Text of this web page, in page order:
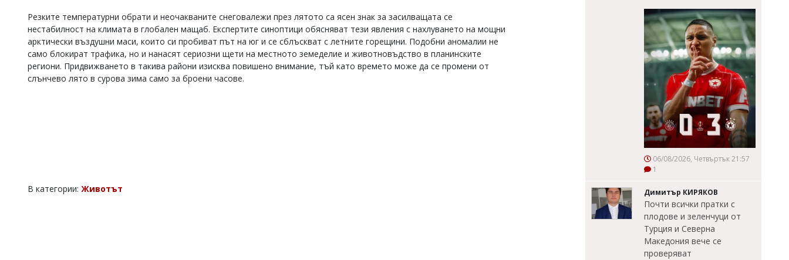
редакцията
отговорност
Резките температурни обрати и неочакваните снеговалежи през лятото са ясен знак за засилващата се
нестабилност на климата в глобален мащаб. Експертите синоптици обясняват тези явления с нахлуването на мощни
арктически въздушни маси, които си пробиват път на юг и се сблъскват с летните горещини. Подобни аномалии не
само блокират трафика, но и нанасят сериозни щети на местното земеделие и животновъдство в планинските
региони. Придвижването в такива райони изисква повишено внимание, тъй като времето може да се промени от
слънчево лято в сурова зима само за броени часове.
В категории: Животът
06/08/2026, Четвъртък 21:57
1
Димитър КИРЯКОВ
Почти всички пратки с
плодове и зеленчуци от
Турция и Северна
Македония вече се
проверяват